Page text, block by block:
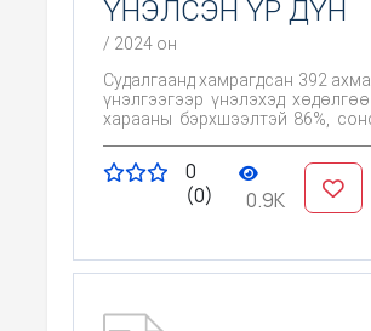
ҮНЭЛСЭН ҮР ДҮН
/ 2024 он
Судалгаанд хамрагдсан 392
үнэлгээгээр үнэлэхэд
харааны бэрхшээлтэй 86%,
0
(0)
0.9K